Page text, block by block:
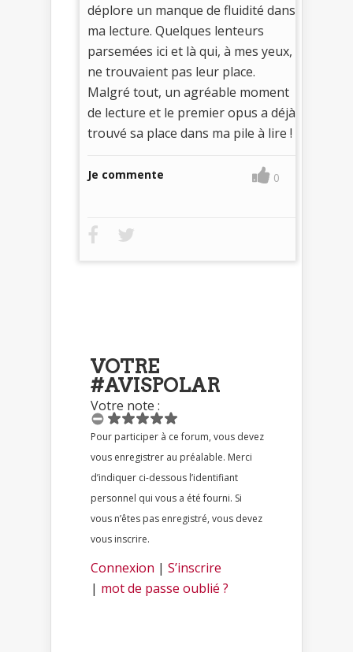
déplore un manque de fluidité dans
ma lecture. Quelques lenteurs
parsemées ici et là qui, à mes yeux,
ne trouvaient pas leur place.
Malgré tout, un agréable moment
de lecture et le premier opus a déjà
trouvé sa place dans ma pile à lire !
Je commente 0
VOTRE
#AVISPOLAR
Votre note :
Pour participer à ce forum, vous devez
vous enregistrer au préalable. Merci
d’indiquer ci-dessous l’identifiant
personnel qui vous a été fourni. Si
vous n’êtes pas enregistré, vous devez
vous inscrire.
Connexion | S’inscrire
| mot de passe oublié ?